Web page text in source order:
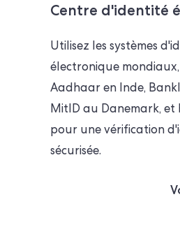
Centre d'identité
Utilisez les systèmes
électronique
Aadhaar en Inde,
MitID au Danemark, et
pour une vérification
sécurisée.